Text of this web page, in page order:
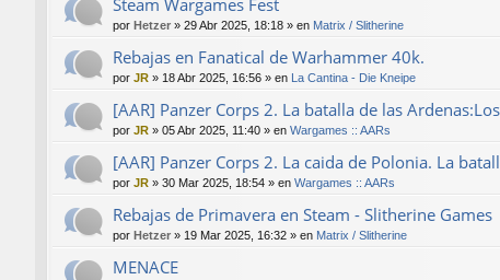
Steam Wargames Fest
por Hetzer » 29 Abr 2025, 18:18 » en Matrix / Slitherine
Rebajas en Fanatical de Warhammer 40k.
por JR » 18 Abr 2025, 16:56 » en La Cantina - Die Kneipe
[AAR] Panzer Corps 2. La batalla de las
por JR » 05 Abr 2025, 11:40 » en Wargames :: AARs
[AAR] Panzer Corps 2. La caida de Polonia. La
por JR » 30 Mar 2025, 18:54 » en Wargames :: AARs
Rebajas de Primavera en Steam - Slitherine Games
por Hetzer » 19 Mar 2025, 16:32 » en Matrix / Slitherine
MENACE